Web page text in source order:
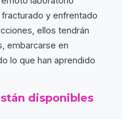
y enfrentado
ellos tendrán
embarcarse en
lo que han aprendido
disponibles